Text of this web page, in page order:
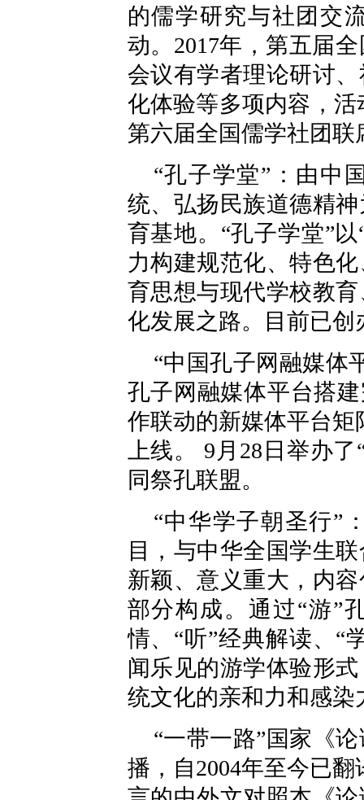
的儒学研究与社团交
动。2017年，第五届
会议有学者理论研讨
化体验等多项内容，
第六届全国儒学社团
“孔子学堂”：由中
统、弘扬民族道德精
育基地。“孔子学堂”
力构建规范化、特色
育思想与现代学校教
化发展之路。目前已创
“中国孔子网融媒体
孔子网融媒体平台搭
作联动的新媒体平台矩
上线。 9月28日举办
同祭孔联盟。
“中华学子朝圣行”
目，与中华全国学生
新颖、意义重大，内
部分构成。通过“游”
情、“听”经典解读、“
闻乐见的游学体验形
统文化的亲和力和感染
“一带一路”国家《
播，自2004年至今已